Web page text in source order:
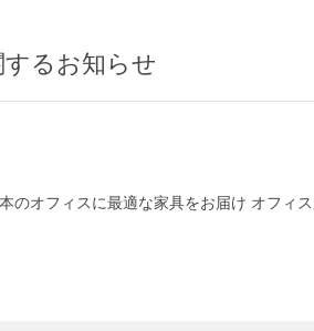
るお知らせ
のオフィスに最適な家具をお届け オフィ